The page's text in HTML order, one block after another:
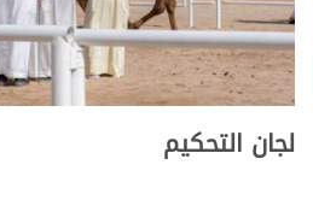
لجان التحكيم